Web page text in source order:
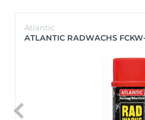
Atlantic
ATLANTIC RADWACHS